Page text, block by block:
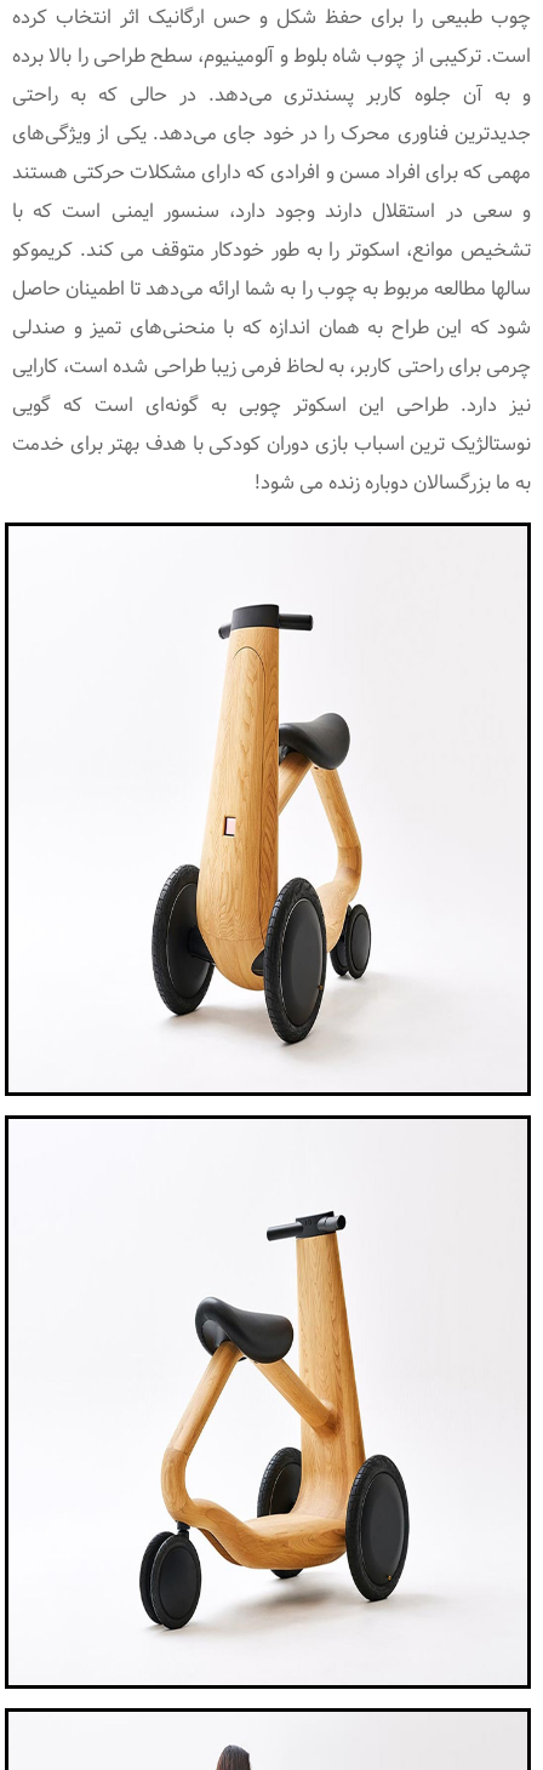
چوب طبیعی را برای حفظ شکل و حس ارگانیک اثر انتخاب کرده
است. ترکیبی از چوب شاه بلوط و آلومینیوم، سطح طراحی را بالا برده
و به آن جلوه کاربر پسندتری می‌دهد. در حالی که به راحتی
جدیدترین فناوری محرک را در خود جای می‌دهد. یکی از ویژگی‌های
مهمی که برای افراد مسن و افرادی که دارای مشکلات حرکتی هستند
و سعی در استقلال دارند وجود دارد، سنسور ایمنی است که با
تشخیص موانع، اسکوتر را به طور خودکار متوقف می کند. کریموکو
سالها مطالعه مربوط به چوب را به شما ارائه می‌دهد تا اطمینان حاصل
شود که این طراح به همان اندازه که با منحنی‌های تمیز و صندلی
چرمی برای راحتی کاربر، به لحاظ فرمی زیبا طراحی شده است، کارایی
نیز دارد. طراحی این اسکوتر چوبی به گونه‌ای است که گویی
نوستالژیک ترین اسباب بازی دوران کودکی با هدف بهتر برای خدمت
به ما بزرگسالان دوباره زنده می شود!